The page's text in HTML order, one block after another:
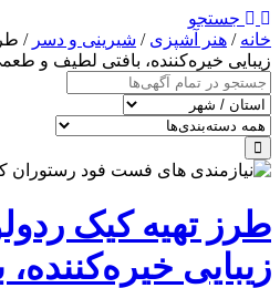
جستجو
خانه / هنر آشپزی / شیرینی و دسر /
زیبایی خیره‌کننده، بافتی لطیف و
طرز تهیه کیک
زیبایی